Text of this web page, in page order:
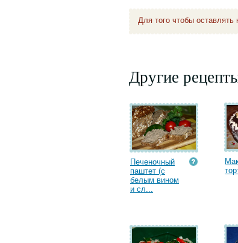
Для того чтобы
Другие
Печеночный
паштет (с
белым вином
и сл...